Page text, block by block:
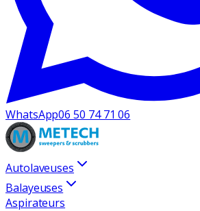
WhatsApp06 50 74 71 06
Autolaveuses
Balayeuses
Aspirateurs